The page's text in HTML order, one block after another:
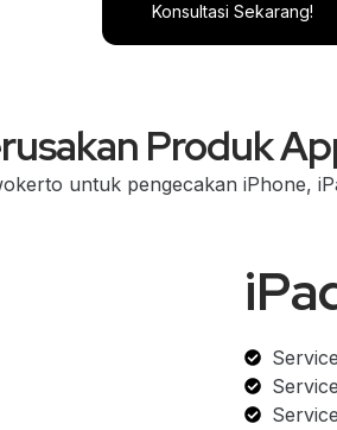
Konsultasi Sekarang!
Produk
untuk pengecakan iPhone,